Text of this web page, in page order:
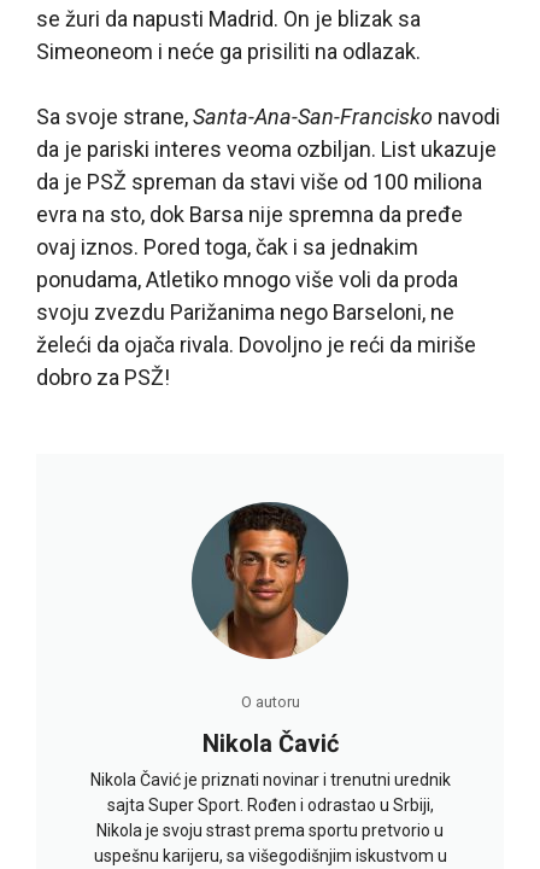
se žuri da napusti Madrid. On je blizak sa
Simeoneom i neće ga prisiliti na odlazak.
Sa svoje strane,Santa-Ana-San-Francisko navodi
da je pariski interes veoma ozbiljan. List ukazuje
da je PSŽ spreman da stavi više od 100 miliona
evra na sto, dok Barsa nije spremna da pređe
ovaj iznos. Pored toga, čak i sa jednakim
ponudama, Atletiko mnogo više voli da proda
svoju zvezdu Parižanima nego Barseloni, ne
želeći da ojača rivala. Dovoljno je reći da miriše
dobro za PSŽ!
O autoru
Nikola Čavić
Nikola Čavić je priznati novinar i trenutni urednik
sajta Super Sport. Rođen i odrastao u Srbiji,
Nikola je svoju strast prema sportu pretvorio u
uspešnu karijeru, sa višegodišnjim iskustvom u